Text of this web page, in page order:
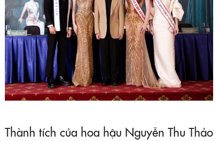
Thành tích của hoa hậu Nguyễn Thu Thảo